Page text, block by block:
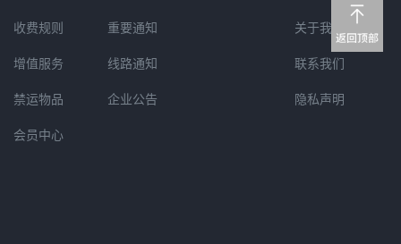
收费规则
增值服务
禁运物品
会员中心
重要通知
线路通知
企业公告
关于我们
联系我们
隐私声明